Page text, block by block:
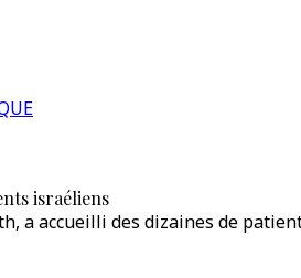
israéliens
a accueilli des dizaines de